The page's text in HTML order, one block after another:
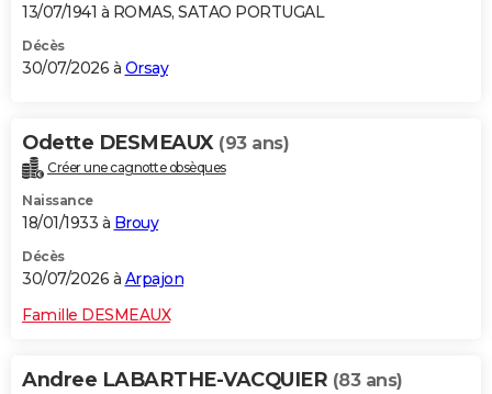
13/07/1941 à ROMAS, SATAO PORTUGAL
Décès
30/07/2026 à Orsay
Odette DESMEAUX (93 ans)
Créer une cagnotte obsèques
Naissance
18/01/1933 à Brouy
Décès
30/07/2026 à Arpajon
Famille DESMEAUX
Andree LABARTHE-VACQUIER (83 ans)